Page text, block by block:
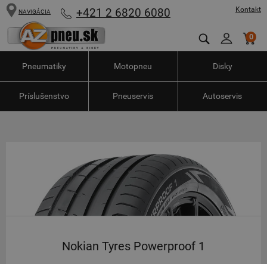
Kontakt
NAVIGÁCIA +421 2 6820 6080
0
Pneumatiky Motopneu Disky
Príslušenstvo Pneuservis Autoservis
Nokian Tyres Powerproof 1